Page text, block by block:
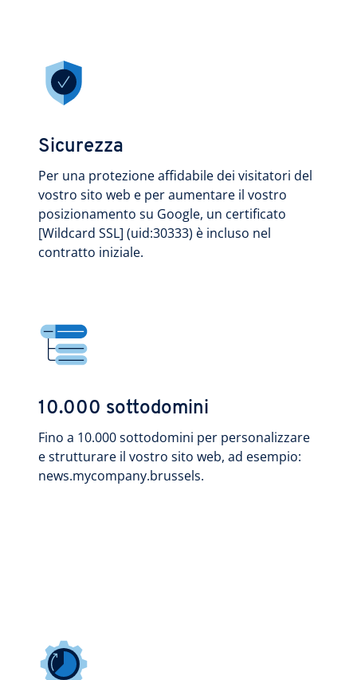
Sicurezza
Per una protezione affidabile dei visitatori del
vostro sito web e per aumentare il vostro
posizionamento su Google, un certificato
[Wildcard SSL] (uid:30333) è incluso nel
contratto iniziale.
10.000 sottodomini
Fino a 10.000 sottodomini per personalizzare
e strutturare il vostro sito web, ad esempio:
news.mycompany.brussels.